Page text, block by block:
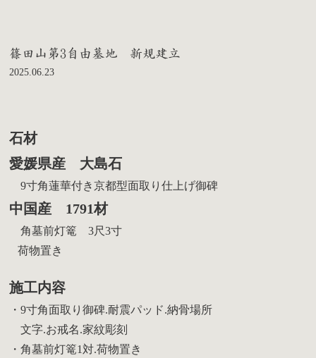
篠田山第3自由墓地 新規建立
2025.06.23
石材
愛媛県産 大島石
9寸角蓮華付き京都型面取り仕上げ御碑
中国産 1791材
角墓前灯篭 3尺3寸
荷物置き
施工内容
・9寸角面取り御碑.耐震パッド.納骨場所
文字.お戒名.家紋彫刻
・角墓前灯篭1対.荷物置き